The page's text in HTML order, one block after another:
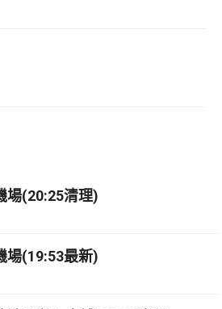
場(20:25清理)
場(19:53最新)